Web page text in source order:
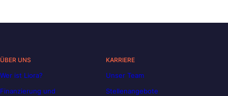
ÜBER UNS
Wer ist Liora?
Finanzierung und
KARRIERE
Unser Team
Stellenangebote